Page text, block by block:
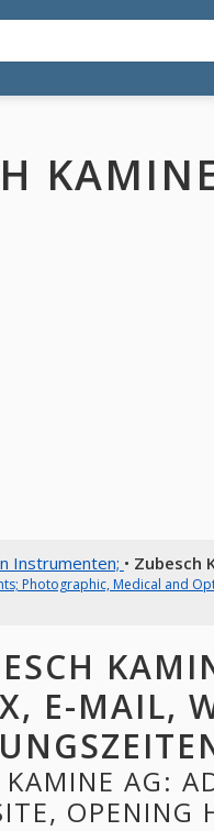
Instrumenten; • Zubesch
Photographic, Medical and
E-MAIL,
AG:
OPENING